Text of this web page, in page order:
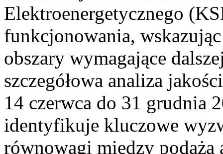
Elektroenergetycznego
funkcjonowania,
obszary wymagające
szczegółowa analiza
14 czerwca do 31 grudnia
identyfikuje kluczowe
równowagi między podażą